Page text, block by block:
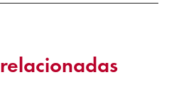
relacionadas